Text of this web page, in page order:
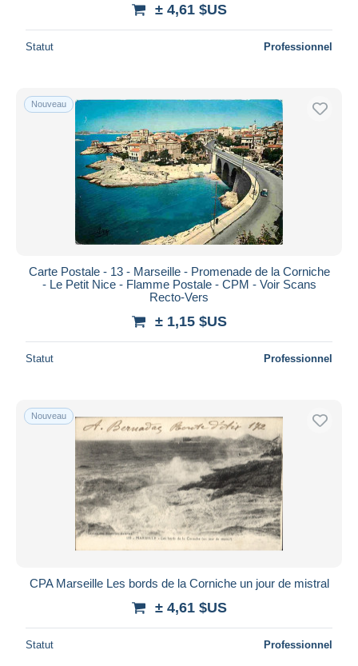
± 4,61 $US
Statut Professionnel
Nouveau
Carte Postale - 13 - Marseille - Promenade de la Corniche
- Le Petit Nice - Flamme Postale - CPM - Voir Scans
Recto-Vers
± 1,15 $US
Statut Professionnel
Nouveau
CPA Marseille Les bords de la Corniche un jour de mistral
± 4,61 $US
Statut Professionnel